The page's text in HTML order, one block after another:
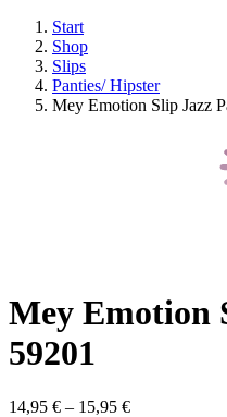
Start
Shop
Slips
Panties/ Hipster
Mey Emotion Slip Jazz
Mey Emotion
59201
14,95 € – 15,95 €